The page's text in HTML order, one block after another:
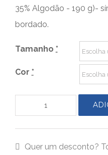
35% Algodão - 190 g)-
bordado.
Tamanho *
Cor *
de
Casaco
Quer um desconto?